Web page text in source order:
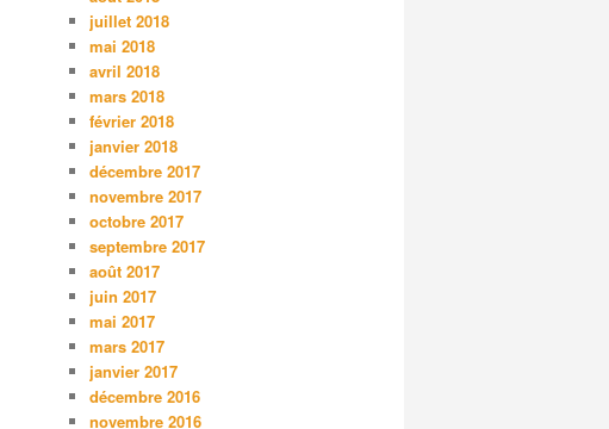
juillet 2018
mai 2018
avril 2018
mars 2018
février 2018
janvier 2018
décembre 2017
novembre 2017
octobre 2017
septembre 2017
août 2017
juin 2017
mai 2017
mars 2017
janvier 2017
décembre 2016
novembre 2016